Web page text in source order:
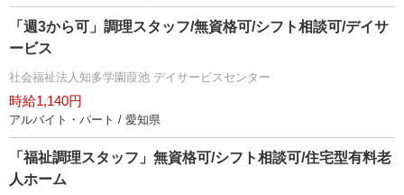
「週3から可」調理スタッフ/無資格可/シフト相談可/デイサ
ービス
社会福祉法人知多学園葭池 デイサービスセンター
時給1,140円
アルバイト・パート / 愛知県
「福祉調理スタッフ」無資格可/シフト相談可/住宅型有料老
人ホーム